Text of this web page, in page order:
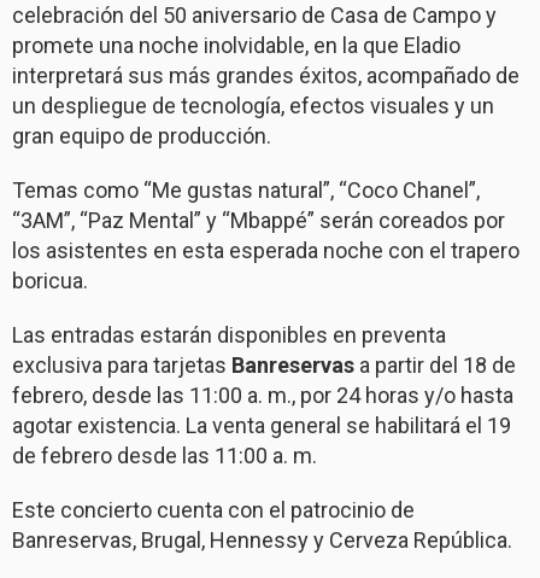
celebración del 50 aniversario de Casa de Campo y
promete una noche inolvidable, en la que Eladio
interpretará sus más grandes éxitos, acompañado de
un despliegue de tecnología, efectos visuales y un
gran equipo de producción.
Temas como “Me gustas natural”, “Coco Chanel”,
“3AM”, “Paz Mental” y “Mbappé” serán coreados por
los asistentes en esta esperada noche con el trapero
boricua.
Las entradas estarán disponibles en preventa
exclusiva para tarjetas Banreservas a partir del 18 de
febrero, desde las 11:00 a. m., por 24 horas y/o hasta
agotar existencia. La venta general se habilitará el 19
de febrero desde las 11:00 a. m.
Este concierto cuenta con el patrocinio de
Banreservas, Brugal, Hennessy y Cerveza República.